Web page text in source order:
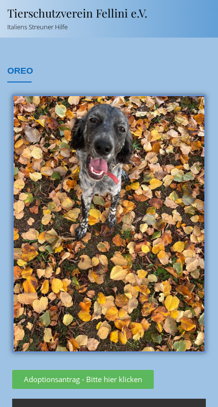
Tierschutzverein Fellini e.V.
Italiens Streuner Hilfe
OREO
Adoptionsantrag - Bitte hier klicken